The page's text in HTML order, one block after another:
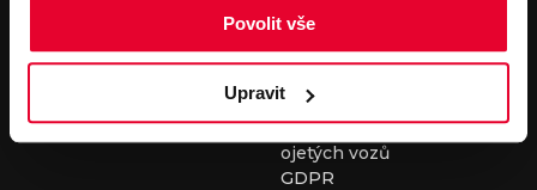
Povolit vše
Upravit
vozidel
Všeobecné obchodní
podmínky pro provádění
servisních prací
Všeobecné obchodní
podmínky při nákupu
ojetých vozů
GDPR